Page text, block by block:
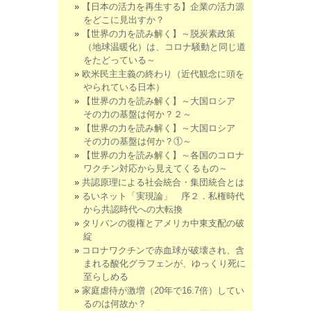
【日本の活力を再生する】企業の活力源
をどこに見出すか？
【世界の力を読み解く】～脱炭素政策
（地球温暖化）は、コロナ騒動と同じ道
をたどっている～
欧米民主主義の終わり（近代観念に頭を
やられている日本）
【世界の力を読み解く】～大国ロシア
その力の基盤は何か？２～
【世界の力を読み解く】～大国ロシア
その力の基盤は何か？①～
【世界の力を読み解く】～各国のコロナ
ワクチン対応から見えてくるもの～
共認原理による社会統合・集団統合とは
るいネット「実現論」 序２．私権時代
から共認時代への大転換
タリバンの復権とアメリカ中東支配の破
綻
コロナワクチンで赤血球が破壊され、含
まれる酸化グラフェンが、ゆっくり死に
至らしめる
家庭虐待が激増（20年で16.7倍）してい
るのは何故か？